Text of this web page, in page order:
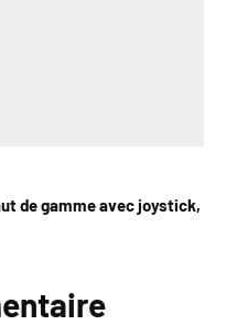
de gamme avec joystick,